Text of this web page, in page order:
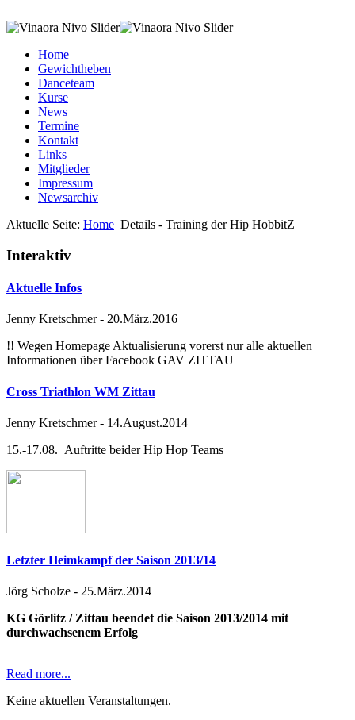
Home
Gewichtheben
Danceteam
Kurse
News
Termine
Kontakt
Links
Mitglieder
Impressum
Newsarchiv
Aktuelle Seite: Home Details - Training der Hip HobbitZ
Interaktiv
Aktuelle Infos
Jenny Kretschmer- 20.März.2016
!! Wegen Homepage Aktualisierung vorerst nur alle aktuellen
Informationen über Facebook GAV ZITTAU
Cross Triathlon WM Zittau
Jenny Kretschmer- 14.August.2014
15.-17.08. Auftritte beider Hip Hop Teams
Letzter Heimkampf der Saison 2013/14
Jörg Scholze - 25.März.2014
KG Görlitz / Zittau beendet die Saison 2013/2014 mit
durchwachsenem Erfolg
Read more...
Keine aktuellen Veranstaltungen.